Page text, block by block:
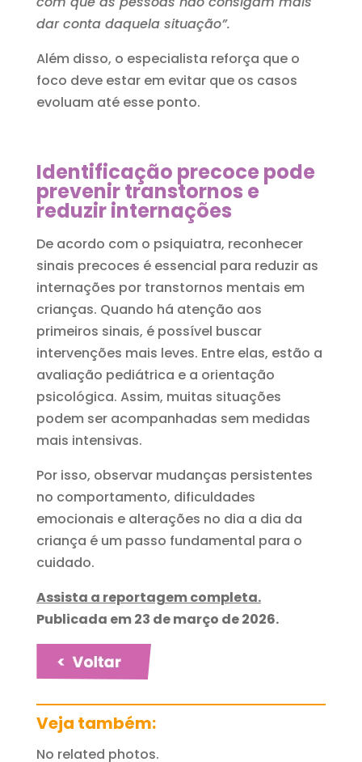
dar conta daquela situação”.
Além disso, o especialista reforça que o
foco deve estar em evitar que os casos
evoluam até esse ponto.
Identificação precoce pode
prevenir transtornos e
reduzir internações
De acordo com o psiquiatra, reconhecer
sinais precoces é essencial para reduzir as
internações por transtornos mentais em
crianças. Quando há atenção aos
primeiros sinais, é possível buscar
intervenções mais leves. Entre elas, estão a
avaliação pediátrica e a orientação
psicológica. Assim, muitas situações
podem ser acompanhadas sem medidas
mais intensivas.
Por isso, observar mudanças persistentes
no comportamento, dificuldades
emocionais e alterações no dia a dia da
criança é um passo fundamental para o
cuidado.
Assista a reportagem completa.
Publicada em 23 de março de 2026.
Veja também:
No related photos.